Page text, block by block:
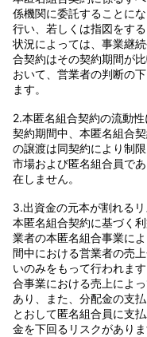
係機関に委託することに
行い、若しくは指図をす
状況によっては、事業継
合契約はその契約期間が
おいて、営業者の判断の
ます。
2.本匿名組合契約の流動
契約期間中、本匿名組合
の譲渡は同契約により制
市場および匿名組合員で
在しません。
3.出資金の元本が割れるリ
本匿名組合契約に基づく
業者の本匿名組合事業に
間中における営業者の売
いのみをもって行われま
合事業における売上によ
あり、また、分配金の支
とおして匿名組合員に支
金を下回るリスクがありま